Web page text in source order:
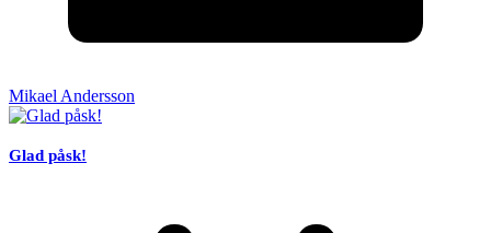
Mikael Andersson
Glad påsk!